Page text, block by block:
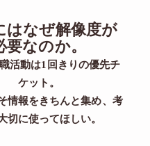
はなぜ解像度が
要なのか。
活動は1回きりの優先チ
ケット。
情報をきちんと集め、考
切に使ってほしい。